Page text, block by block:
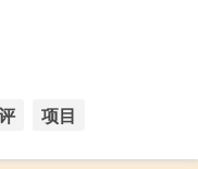
项目